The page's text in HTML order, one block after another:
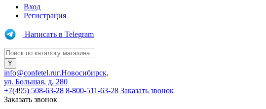
Вход
Регистрация
Написать в Telegram
info@confetel.ruг.Новосибирск,
ул. Большая, д. 280
+7(495) 508-63-28 8-800-511-63-28 Заказать звонок
Заказать звонок